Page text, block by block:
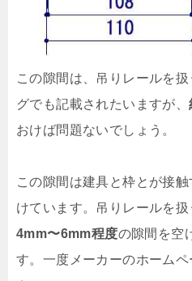
この隙間は、吊りレールを
グでも記載されたいますが、
おけば問題ないでしょう。
この隙間は建具と枠とが接
けています。吊りレールを扱
4mm〜6mm程度の隙間を空
す。一度メーカーのホーム